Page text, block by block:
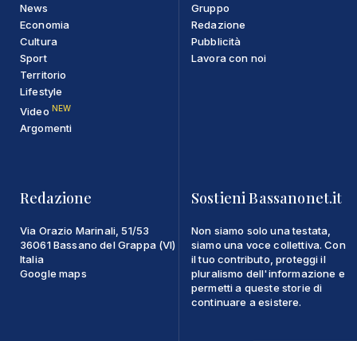
News
Economia
Cultura
Sport
Territorio
Lifestyle
Video NEW
Argomenti
Gruppo
Redazione
Pubblicità
Lavora con noi
Redazione
Via Orazio Marinali, 51/53
36061 Bassano del Grappa (VI)
Italia
Google maps
Sostieni Bassanonet.it
Non siamo solo una testata,
siamo una voce collettiva. Con
il tuo contributo, proteggi il
pluralismo dell'informazione e
permetti a queste storie di
continuare a esistere.